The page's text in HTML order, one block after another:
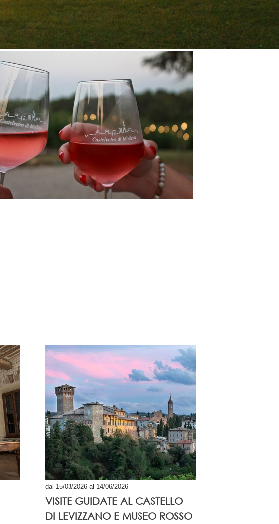
dal 15/03/2026 al 14/06/2026
VISITE GUIDATE AL CASTELLO
DI LEVIZZANO E MUSEO ROSSO